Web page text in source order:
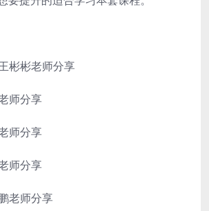
彬彬老师分享
师分享
师分享
师分享
老师分享